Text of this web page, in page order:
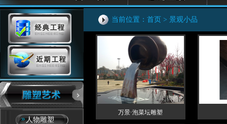
人物雕塑
当前位置： 首页 > 景观小品
万景·泡菜坛雕塑